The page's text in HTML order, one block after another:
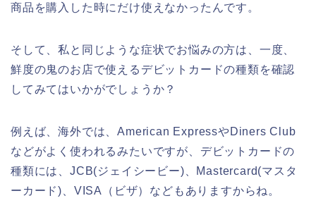
商品を購入した時にだけ使えなかったんです。
そして、私と同じような症状でお悩みの方は、一度、
鮮度の鬼のお店で使えるデビットカードの種類を確認
してみてはいかがでしょうか？
例えば、海外では、American ExpressやDiners Club
などがよく使われるみたいですが、デビットカードの
種類には、JCB(ジェイシービー)、Mastercard(マスタ
ーカード)、VISA（ビザ）などもありますからね。